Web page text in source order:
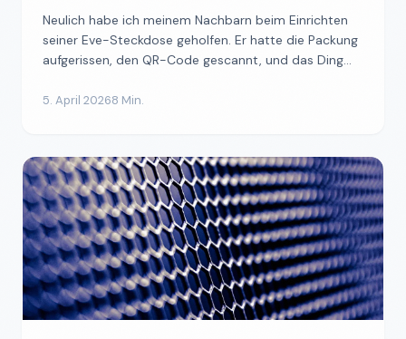
Neulich habe ich meinem Nachbarn beim Einrichten
seiner Eve-Steckdose geholfen. Er hatte die Packung
aufgerissen, den QR-Code gescannt, und das Ding
5. April 20268 Min.